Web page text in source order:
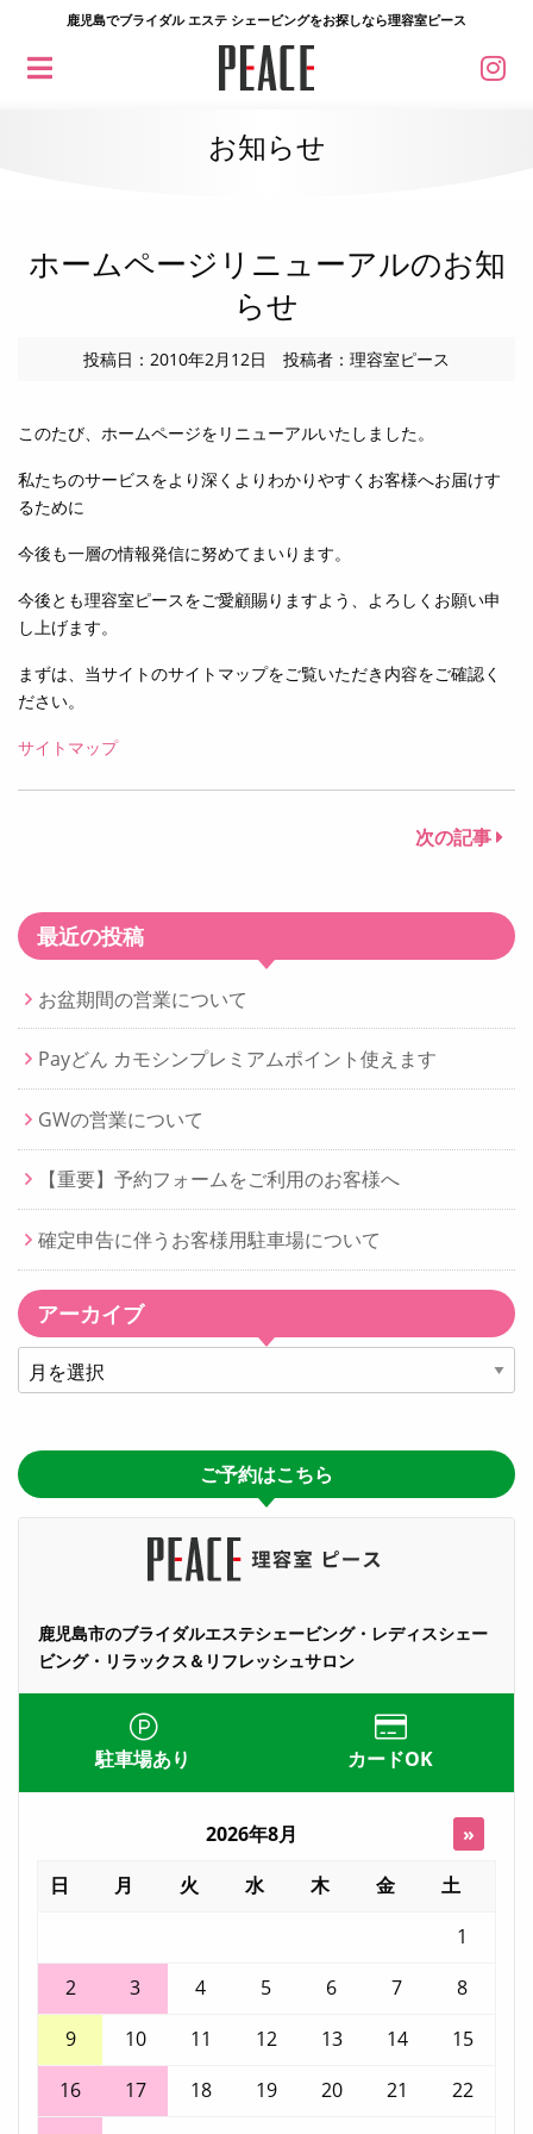
鹿児島でブライダル エステ シェービングをお探しなら理容室ピース
お知らせ
ホームページリニューアルのお知
らせ
投稿日：2010年2月12日 投稿者：理容室ピース
このたび、ホームページをリニューアルいたしました。
私たちのサービスをより深くよりわかりやすくお客様へお届けす
るために
今後も一層の情報発信に努めてまいります。
今後とも理容室ピースをご愛顧賜りますよう、よろしくお願い申
し上げます。
まずは、当サイトのサイトマップをご覧いただき内容をご確認く
ださい。
サイトマップ
次の記事
最近の投稿
お盆期間の営業について
Payどん カモシンプレミアムポイント使えます
GWの営業について
【重要】予約フォームをご利用のお客様へ
確定申告に伴うお客様用駐車場について
アーカイブ
ー
イ
ブ
ご予約はこちら
鹿児島市のブライダルエステシェービング・レディスシェー
ビング・リラックス＆リフレッシュサロン
駐車場あり カードOK
2026年8月
»
日
月 火 水 木 金
土
1
2
3 4 5 6 7
8
9
10 11 12 13 14
15
16
17 18 19 20 21
22